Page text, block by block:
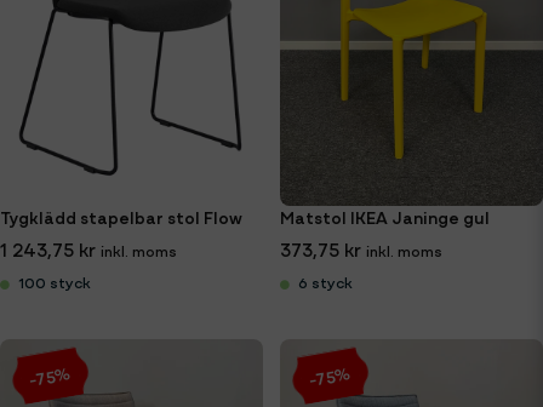
Tygklädd stapelbar stol Flow
1 243,75 kr
100 styck
Matstol IKEA Janinge gul
373,75 kr
6 styck
-75% -75%